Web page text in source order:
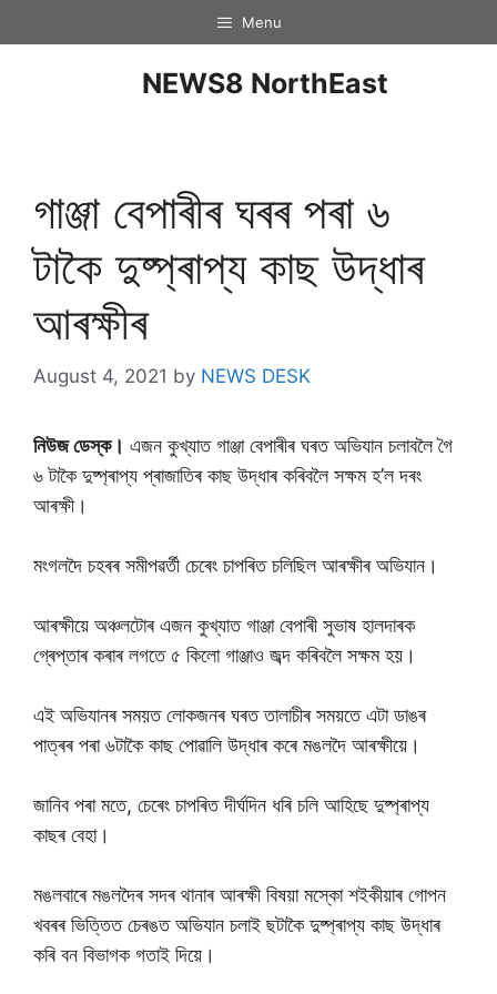
Menu
NEWS8 NorthEast
গাঞ্জা বেপাৰীৰ ঘৰৰ পৰা ৬
টাকৈ দুষ্প্ৰাপ্য কাছ উদ্ধাৰ
আৰক্ষীৰ
August 4, 2021 by NEWS DESK
নিউজ ডেস্ক। এজন কুখ্যাত গাঞ্জা বেপাৰীৰ ঘৰত অভিযান চলাবলৈ গৈ
৬ টাকৈ দুষ্প্ৰাপ্য প্ৰাজাতিৰ কাছ উদ্ধাৰ কৰিবলৈ সক্ষম হ’ল দৰং
আৰক্ষী।
মংগলদৈ চহৰৰ সমীপৱৰ্তী চেৰেং চাপৰিত চলিছিল আৰক্ষীৰ অভিযান।
আৰক্ষীয়ে অঞ্চলটােৰ এজন কুখ্যাত গাঞ্জা বেপাৰী সুভাষ হালদাৰক
গ্ৰেপ্তাৰ কৰাৰ লগতে ৫ কিলাে গাঞ্জাও জব্দ কৰিবলৈ সক্ষম হয়।
এই অভিযানৰ সময়ত লােকজনৰ ঘৰত তালাচীৰ সময়তে এটা ডাঙৰ
পাত্ৰৰ পৰা ৬টাকৈ কাছ পোৱালি উদ্ধাৰ কৰে মঙলদৈ আৰক্ষীয়ে।
জানিব পৰা মতে, চেৰেং চাপৰিত দীৰ্ঘদিন ধৰি চলি আহিছে দুষ্প্ৰাপ্য
কাছৰ বেহা।
মঙলবাৰে মঙলদৈৰ সদৰ থানাৰ আৰক্ষী বিষয়া মস্কো শইকীয়াৰ গোপন
খবৰৰ ভিত্তিত চেৰঙত অভিযান চলাই ছটাকৈ দুষ্প্ৰাপ্য কাছ উদ্ধাৰ
কৰি বন বিভাগক গতাই দিয়ে।